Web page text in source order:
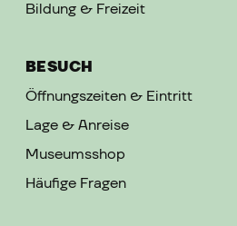
Bildung & Freizeit
BESUCH
Öffnungszeiten & Eintritt
Lage & Anreise
Museumsshop
Häufige Fragen